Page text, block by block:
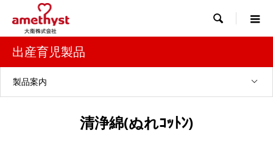

出産育児製品
製品案内
清浄綿(ぬれｺｯﾄﾝ)